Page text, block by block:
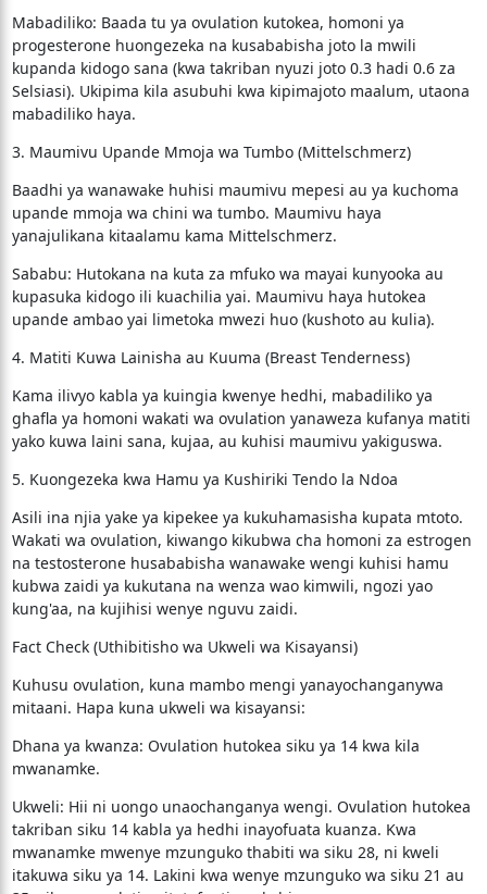
​Mabadiliko: Baada tu ya ovulation kutokea, homoni ya
progesterone huongezeka na kusababisha joto la mwili
kupanda kidogo sana (kwa takriban nyuzi joto 0.3 hadi 0.6 za
Selsiasi). Ukipima kila asubuhi kwa kipimajoto maalum, utaona
mabadiliko haya.
​3. Maumivu Upande Mmoja wa Tumbo (Mittelschmerz)
​Baadhi ya wanawake huhisi maumivu mepesi au ya kuchoma
upande mmoja wa chini wa tumbo. Maumivu haya
yanajulikana kitaalamu kama Mittelschmerz.
​Sababu: Hutokana na kuta za mfuko wa mayai kunyooka au
kupasuka kidogo ili kuachilia yai. Maumivu haya hutokea
upande ambao yai limetoka mwezi huo (kushoto au kulia).
​4. Matiti Kuwa Lainisha au Kuuma (Breast Tenderness)
​Kama ilivyo kabla ya kuingia kwenye hedhi, mabadiliko ya
ghafla ya homoni wakati wa ovulation yanaweza kufanya matiti
yako kuwa laini sana, kujaa, au kuhisi maumivu yakiguswa.
​5. Kuongezeka kwa Hamu ya Kushiriki Tendo la Ndoa
​Asili ina njia yake ya kipekee ya kukuhamasisha kupata mtoto.
Wakati wa ovulation, kiwango kikubwa cha homoni za estrogen
na testosterone husababisha wanawake wengi kuhisi hamu
kubwa zaidi ya kukutana na wenza wao kimwili, ngozi yao
kung'aa, na kujihisi wenye nguvu zaidi.
​Fact Check (Uthibitisho wa Ukweli wa Kisayansi)
​Kuhusu ovulation, kuna mambo mengi yanayochanganywa
mitaani. Hapa kuna ukweli wa kisayansi:
​Dhana ya kwanza: Ovulation hutokea siku ya 14 kwa kila
mwanamke.
​Ukweli: Hii ni uongo unaochanganya wengi. Ovulation hutokea
takriban siku 14 kabla ya hedhi inayofuata kuanza. Kwa
mwanamke mwenye mzunguko thabiti wa siku 28, ni kweli
itakuwa siku ya 14. Lakini kwa wenye mzunguko wa siku 21 au